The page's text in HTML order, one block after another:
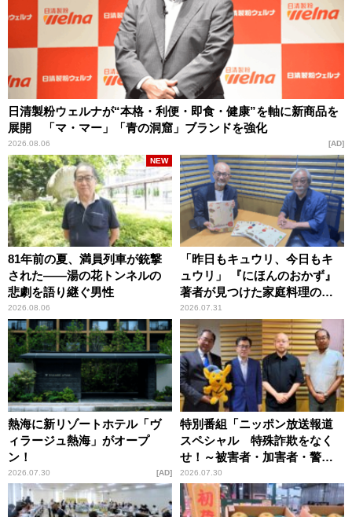
日清製粉ウェルナが“本格・利便・即食・健康”を軸に新商品を
展開 「マ・マー」「青の洞窟」ブランドを強化
2026.08.06 AD
81年前の夏、満員列車が銃撃
された――湯の花トンネルの
悲劇を語り継ぐ男性
2026.08.06
NEW
「昨日もキュウリ、今日もキ
ュウリ」 『にほんのおかず』
著者が見つけた家庭料理の知
恵
2026.07.31
熱海に新リゾートホテル「ヴ
ィラージュ熱海」がオープ
ン！
2026.07.30 AD
特別番組「ニッポン放送報道
スペシャル 特殊詐欺をなく
せ！～被害者・加害者・警視
庁が語るトクリュウの実態
～」放送
2026.07.30